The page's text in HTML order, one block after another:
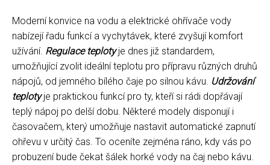
Moderní konvice na vodu a elektrické ohřívače vody
nabízejí řadu funkcí a vychytávek, které zvyšují komfort
užívání. Regulace teplotyje dnes již standardem,
umožňující zvolit ideální teplotu pro přípravu různých druhů
nápojů, od jemného bílého čaje po silnou kávu. Udržování
teplotyje praktickou funkcí pro ty, kteří si rádi dopřávají
teplý nápoj po delší dobu. Některé modely disponují i
časovačem, který umožňuje nastavit automatické zapnutí
ohřevu v určitý čas. To oceníte zejména ráno, kdy vás po
probuzení bude čekat šálek horké vody na čaj nebo kávu.